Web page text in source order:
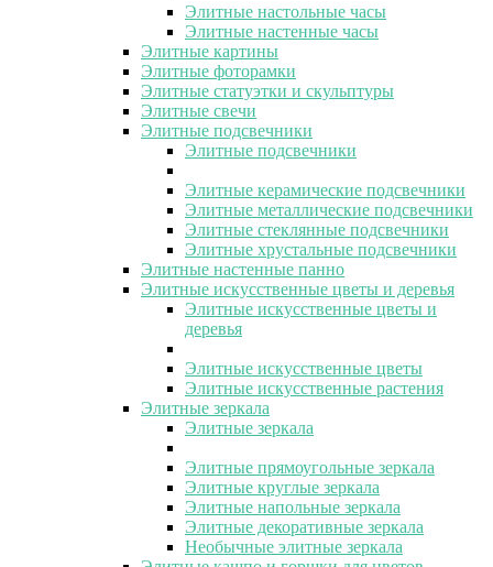
Элитные настольные часы
Элитные настенные часы
Элитные картины
Элитные фоторамки
Элитные статуэтки и скульптуры
Элитные свечи
Элитные подсвечники
Элитные подсвечники
Элитные керамические подсвечники
Элитные металлические подсвечники
Элитные стеклянные подсвечники
Элитные хрустальные подсвечники
Элитные настенные панно
Элитные искусственные цветы и деревья
Элитные искусственные цветы и
деревья
Элитные искусственные цветы
Элитные искусственные растения
Элитные зеркала
Элитные зеркала
Элитные прямоугольные зеркала
Элитные круглые зеркала
Элитные напольные зеркала
Элитные декоративные зеркала
Необычные элитные зеркала